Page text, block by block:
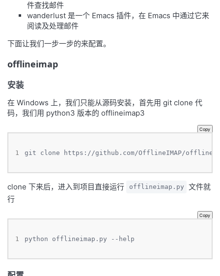
件查找邮件
wanderlust 是一个 Emacs 插件，在 Emacs 中通过它来
阅读及处理邮件
下面让我们一步一步的来配置。
offlineimap
安装
在 Windows 上，我们只能从源码安装，首先用 git clone 代
码，我们用 python3 版本的 offlineimap3
Copy
1 git clone https://github.com/OfflineIMAP/
clone 下来后，进入到项目直接运行 offlineimap.py
文件就
行
Copy
1 python offlineimap.py --help